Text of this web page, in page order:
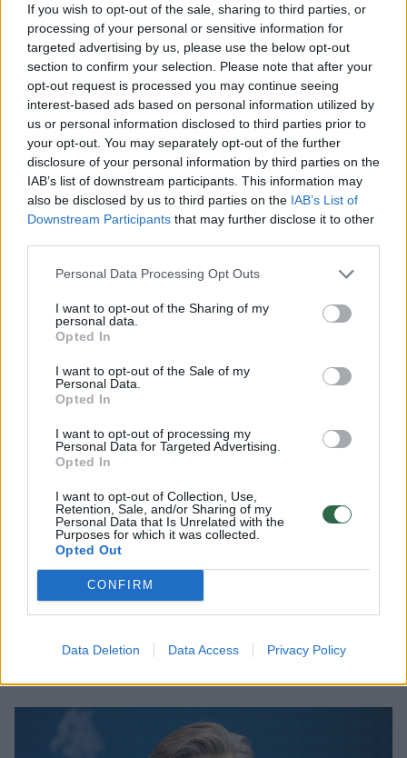
If you wish to opt-out of the sale, sharing to third parties, or
processing of your personal or sensitive information for
targeted advertising by us, please use the below opt-out
section to confirm your selection. Please note that after your
opt-out request is processed you may continue seeing
interest-based ads based on personal information utilized by
us or personal information disclosed to third parties prior to
your opt-out. You may separately opt-out of the further
disclosure of your personal information by third parties on the
IAB’s list of downstream participants. This information may
also be disclosed by us to third parties on the IAB’s List of
Downstream Participants that may further disclose it to other
Personal Data Processing Opt Outs
I want to opt-out of the Sharing of my
personal data.
Opted In
I want to opt-out of the Sale of my
Personal Data.
Opted In
I want to opt-out of processing my
Personal Data for Targeted Advertising.
Opted In
I want to opt-out of Collection, Use,
Retention, Sale, and/or Sharing of my
Personal Data that Is Unrelated with the
Purposes for which it was collected.
Opted Out
CONFIRM
Data Deletion Data Access Privacy Policy
Verslas Rinkos pulsas
Po Kinijos sprendimo apriboti
lietuvišką lazerių gamintoją – K.
2026 m. rugpjūčio 5 d. 08:39
Lrytas.lt
Užsienio reikalų ministro Kęstučio Budrio
teigimu, Kinijos sprendimas apriboti
lietuviškų lazerių gamintojos „Ekspla“
galimybes pirkti kiniškas dvejopos
paskirties prekes ir technologijas, Lietuvai
siekiant normalizuoti santykius su Pekinu,
rodo Europos Sąjungos (ES) sprendimų
įtaką dvišaliams santykiams. Pasak jo,
ekonominio saugumo prasme tai verčia
spręsti, kaip būtų galima mažinti tiekimo